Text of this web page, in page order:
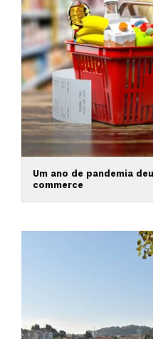
Um ano de pandemia
commerce